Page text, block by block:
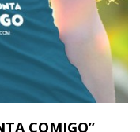
COMIGO”